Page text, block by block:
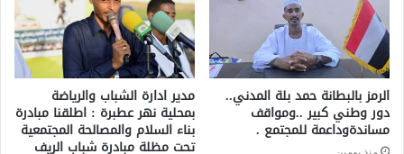
الرمز بالبطانة حمد بلة المدني..
دور وطني كبير ..ومواقف
مساندةوداعمة للمجتمع .
مدير ادارة الشباب والرياضة
بمحلية نهر عطبرة : اطلقنا مبادرة
بناء السلام والمصالحة المجتمعية
تحت مظلة مبادرة شباب الريف